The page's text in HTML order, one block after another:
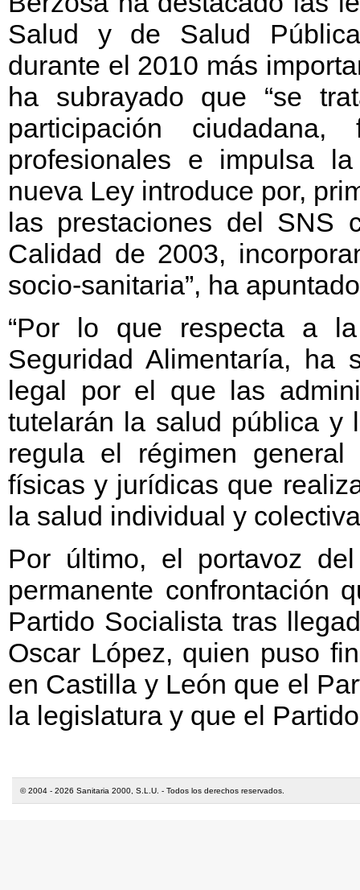
Salud y de Salud
durante el 2010 más
ha subrayado que “se
participación
profesionales e impulsa
nueva Ley introduce por,
las prestaciones del SNS
Calidad de 2003,
socio-sanitaria”, ha
“Por lo que respecta a
Seguridad Alimentaría, ha
legal por el que las
tutelarán la salud pública y
regula el régimen
físicas y jurídicas que
la salud individual y
Por último, el portavoz
permanente confrontación
Partido Socialista tras
Oscar López, quien puso
en Castilla y León que el
la legislatura y que el
© 2004 - 2026 Sanitaria 2000, S.L.U. - Todos los derechos reservados.